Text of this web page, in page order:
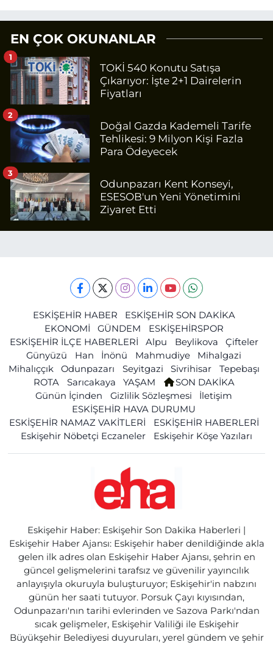
EN ÇOK OKUNANLAR
TOKİ 540 Konutu Satışa
Çıkarıyor: İşte 2+1 Dairelerin
Fiyatları
1
Doğal Gazda Kademeli Tarife
Tehlikesi: 9 Milyon Kişi Fazla
Para Ödeyecek
2
Odunpazarı Kent Konseyi,
ESESOB'un Yeni Yönetimini
Ziyaret Etti
3
ESKİŞEHİR HABER
ESKİŞEHİR SON DAKİKA
EKONOMİ
GÜNDEM
ESKİŞEHİRSPOR
ESKİŞEHİR İLÇE HABERLERİ
Alpu Beylikova
Çifteler
Günyüzü
Han İnönü Mahmudiye
Mihalgazi
Mihalıççık
Odunpazarı Seyitgazi Sivrihisar
Tepebaşı
ROTA
Sarıcakaya YAŞAM
SON DAKİKA
Günün İçinden
Gizlilik Sözleşmesi
İletişim
ESKİŞEHİR HAVA DURUMU
ESKİŞEHİR NAMAZ VAKİTLERİ
ESKİŞEHİR HABERLERİ
Eskişehir Nöbetçi Eczaneler
Eskişehir Köşe Yazıları
Eskişehir Haber: Eskişehir Son Dakika Haberleri |
Eskişehir Haber Ajansı: Eskişehir haber denildiğinde akla
gelen ilk adres olan Eskişehir Haber Ajansı, şehrin en
güncel gelişmelerini tarafsız ve güvenilir yayıncılık
anlayışıyla okuruyla buluşturuyor; Eskişehir'in nabzını
günün her saati tutuyor. Porsuk Çayı kıyısından,
Odunpazarı'nın tarihi evlerinden ve Sazova Parkı'ndan
sıcak gelişmeler, Eskişehir Valiliği ile Eskişehir
Büyükşehir Belediyesi duyuruları, yerel gündem ve şehir